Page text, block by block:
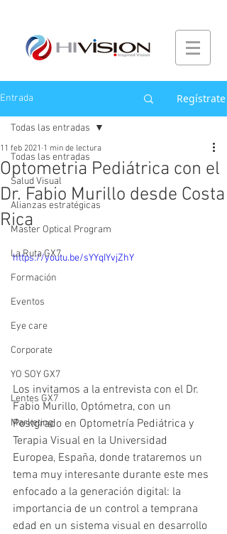
Entrada Regístrate
Todas las entradas
Salud Visual
Alianzas estratégicas
Master Optical Program
La Ruta GX7
Formación
Eventos
Eye care
Corporate
YO SOY GX7
Lentes GX7
Marketing
Todas las entradas
Optometria Pediátrica con el
Dr. Fabio Murillo desde Costa
Rica
11 feb 2021 1 min de lectura
https://youtu.be/sYYqIYvjZhY
Los invitamos a la entrevista con el Dr.
Fabio Murillo, Optómetra, con un
Postgrado en Optometría Pediátrica y
Terapia Visual en la Universidad
Europea, España, donde trataremos un
tema muy interesante durante este mes
enfocado a la generación digital: la
importancia de un control a temprana
edad en un sistema visual en desarrollo